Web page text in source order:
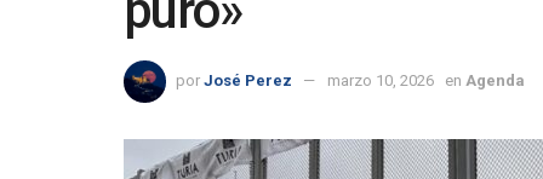
por José Perez marzo 10, 2026 en Agenda